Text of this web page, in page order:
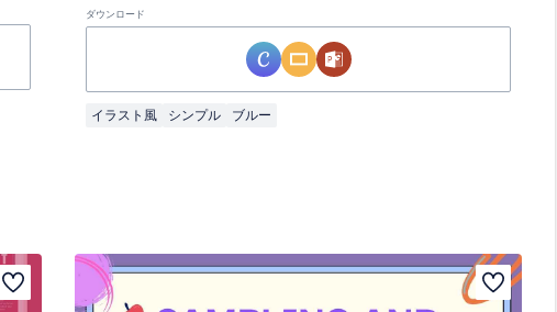
ダウンロード
イラスト風 シンプル ブルー